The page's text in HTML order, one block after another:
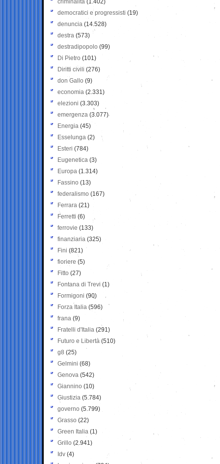
criminalità (1.402)
democratici e progressisti (19)
denuncia (14.528)
destra (573)
destradipopolo (99)
Di Pietro (101)
Diritti civili (276)
don Gallo (9)
economia (2.331)
elezioni (3.303)
emergenza (3.077)
Energia (45)
Esselunga (2)
Esteri (784)
Eugenetica (3)
Europa (1.314)
Fassino (13)
federalismo (167)
Ferrara (21)
Ferretti (6)
ferrovie (133)
finanziaria (325)
Fini (821)
fioriere (5)
Fitto (27)
Fontana di Trevi (1)
Formigoni (90)
Forza Italia (596)
frana (9)
Fratelli d'Italia (291)
Futuro e Libertà (510)
g8 (25)
Gelmini (68)
Genova (542)
Giannino (10)
Giustizia (5.784)
governo (5.799)
Grasso (22)
Green Italia (1)
Grillo (2.941)
Idv (4)